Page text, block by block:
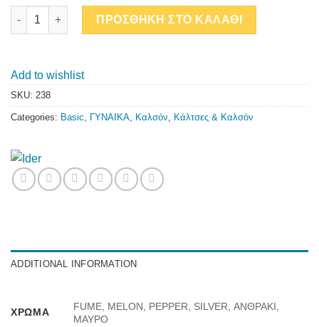
FIJI 15 DEN quantity
ΠΡΟΣΘΗΚΗ ΣΤΟ ΚΑΛΑΘΙ
Add to wishlist
SKU: 238
Categories: Basic ΓΥΝΑΙΚΑ Καλσόν Κάλτσες & Καλσόν
ADDITIONAL INFORMATION
ΧΡΏΜΑ
FUME, MELON, PEPPER, SILVER, ΑΝΘΡΑΚΙ,
ΜΑΥΡΟ